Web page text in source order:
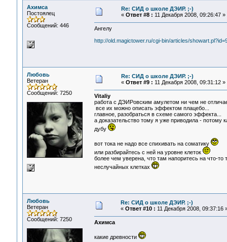
Ахимса
Постоялец
Сообщений: 446
Re: СИД о школе ДЭИР. ;-)
« Ответ #8 : 11 Декабря 2008, 09:26:47 »
Ангелу
http://old.magictower.ru/cgi-bin/articles/
Любовь
Ветеран
Сообщений: 7250
Re: СИД о школе ДЭИР. ;-)
« Ответ #9 : 11 Декабря 2008, 09:31:12 »
Vitaliy
работа с ДЭИРовским амулетом ни чем не
все их можно описать эффектом плацебо...
главное, разобраться в схеме самого эффекта...
а доказательство тому я уже приводила - потому
дубу
вот тока не надо все спихивать на соматику
или разбирайтесь с ней на уровне клеток
более чем уверена, что там напоритесь на что-
неслучайных клетках
Любовь
Ветеран
Сообщений: 7250
Re: СИД о школе ДЭИР. ;-)
« Ответ #10 : 11 Декабря 2008, 09:37:16
Ахимса
какие древности